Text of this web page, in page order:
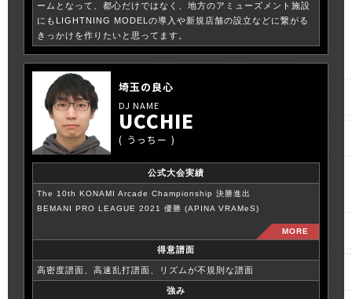
ームとなって、都心だけではなく、地方のアミューズメント施設
にもLIGHTNING MODELの導入や新規店舗の設立などに繋がる
きっかけを作りたいと思ってます。
埼玉の良心
UCCHIE
うっちー
公式大会実績
The 10th KONAMI Arcade Championship 決勝進出
BEMANI PRO LEAGUE 2021 優勝 (APINA VRAMeS)
得意譜面
高密度譜面、高速乱打譜面、リズムが不規則な譜面
強み